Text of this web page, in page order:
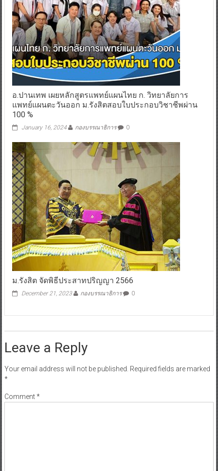
อ.ปานเทพ เผยหลักสูตรแพทย์แผนไทย ก. วิทยาลัยการ
แพทย์แผนตะวันออก ม.รังสิตสอบใบประกอบวิชาชีพผ่าน
100 %
January 16, 2024 กองบรรณาธิการ 0
ม.รังสิต จัดพิธีประสาทปริญญา 2566
December 21, 2023 กองบรรณาธิการ 0
Leave a Reply
Your email address will not be published. Required fields are marked
*
Comment*